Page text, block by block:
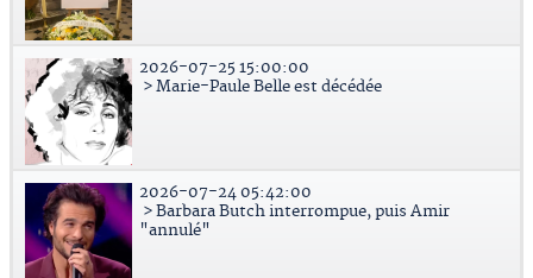
2026-07-25 15:00:00
> Marie-Paule Belle est décédée
2026-07-24 05:42:00
> Barbara Butch interrompue, puis Amir
"annulé"